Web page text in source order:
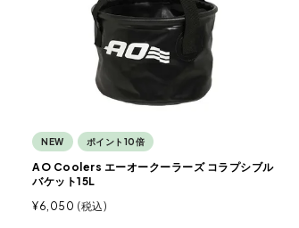
NEW ポイント10倍
AO Coolers エーオークーラーズ コラプシブル
バケット15L
¥6,050 税込